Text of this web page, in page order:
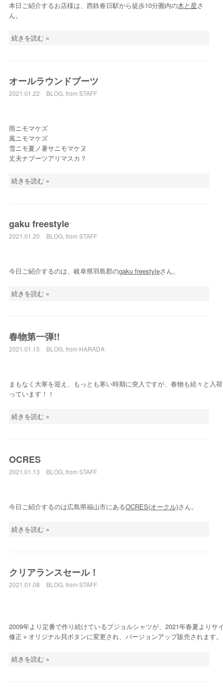
本日ご紹介するお店様は、西鉄春日駅から徒歩10分圏内の木と星さ
ん。
続きを読む »
オールラウンドブーツ
2021.01.22 BLOG, from STAFF
雨ニモマケズ
風ニモマケズ
雪ニモ夏ノ暑サニモマケヌ
丈夫ナブーツアリマスカ？
続きを読む »
gaku freestyle
2021.01.20 BLOG, from STAFF
今日ご紹介するのは、岐阜県羽島郡のgaku freestyleさん。
続きを読む »
春物第一弾!!
2021.01.15 BLOG, from HARADA
まもなく大寒を迎え、もっとも寒い時期に突入ですが、春物も続々と入
っています！！
続きを読む »
OCRES
2021.01.13 BLOG, from STAFF
今日ご紹介するのは広島県福山市にあるOCRES(オークル)さん。
続きを読む »
クリアランスセール！
2021.01.08 BLOG, from STAFF
2009年より定番で作り続けているプジョルシャツが、2021年春夏よりサ
修正＋オリジナル貝ボタンに変更され、バージョンアップ販売されます。
続きを読む »